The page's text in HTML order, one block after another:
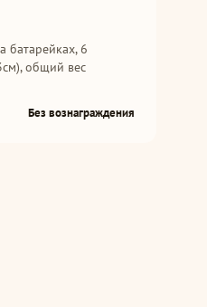
батарейках, 6
общий вес
Без вознаграждения